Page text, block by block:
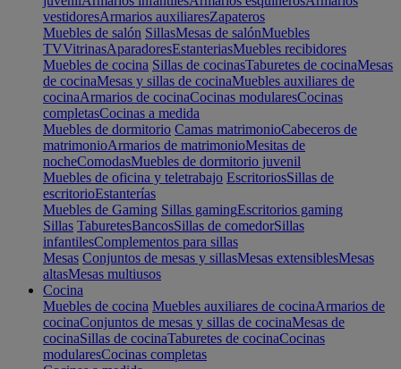
vestidoresArmarios auxiliaresZapateros
Muebles de salón SillasMesas de salónMuebles
TVVitrinasAparadoresEstanteriasMuebles recibidores
Muebles de cocina Sillas de cocinasTaburetes de cocinaMesas
de cocinaMesas y sillas de cocinaMuebles auxiliares de
cocinaArmarios de cocinaCocinas modularesCocinas
completasCocinas a medida
Muebles de dormitorio Camas matrimonioCabeceros de
matrimonioArmarios de matrimonioMesitas de
nocheComodasMuebles de dormitorio juvenil
Muebles de oficina y teletrabajo EscritoriosSillas de
escritorioEstanterías
Muebles de Gaming Sillas gamingEscritorios gaming
Sillas TaburetesBancosSillas de comedorSillas
infantilesComplementos para sillas
Mesas Conjuntos de mesas y sillasMesas extensiblesMesas
altasMesas multiusos
Cocina
Muebles de cocina Muebles auxiliares de cocinaArmarios de
cocinaConjuntos de mesas y sillas de cocinaMesas de
cocinaSillas de cocinaTaburetes de cocinaCocinas
modularesCocinas completas